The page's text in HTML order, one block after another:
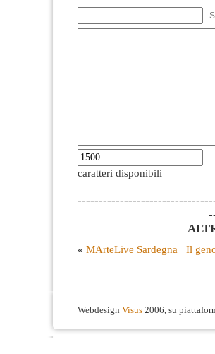
caratteri disponibili
« MArteLive Sardegna Il
Webdesign Visus 2006, su